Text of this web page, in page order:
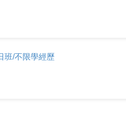
班/不限學經歷